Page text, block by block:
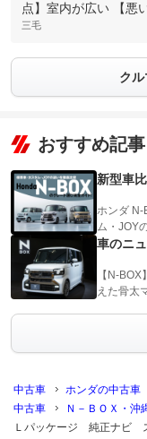
点】室内が広い 【悪
三毛
ク
おすすめ記事
新型車
ホンダ N-
ム・JOY
車のニ
【N-
えた骨太
中古車 ホンダの中古車
中古車
Ｎ－ＢＯＸ・沖
Ｌパッケージ 純正ナビ